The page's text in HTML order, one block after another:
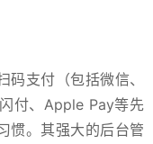
支付（包括微信、
付、Apple Pay等先
惯。其强大的后台管